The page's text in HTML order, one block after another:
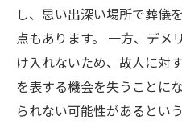
し、思い出深い場所で葬儀
点もあります。 一方、デメ
け入れないため、故人に対
を表する機会を失うことに
られない可能性があるとい